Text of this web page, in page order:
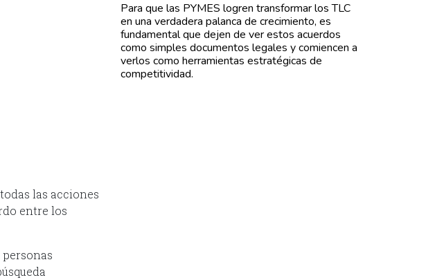
las acciones
entre los
Para que las PYMES logren transformar los TLC
en una verdadera palanca de crecimiento, es
fundamental que dejen de ver estos acuerdos
como simples documentos legales y comiencen a
verlos como herramientas estratégicas de
competitividad.